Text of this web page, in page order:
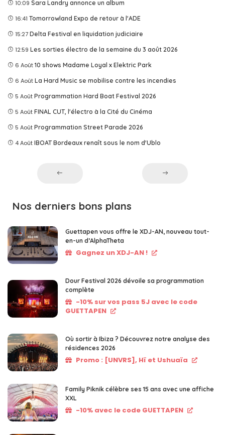
10:09 Sara Landry annonce un album
16:41 Tomorrowland Expo de retour à l'ADE
15:27 Delta Festival en liquidation judiciaire
12:59 Les sorties électro de la semaine du 3 août 2026
6 Août 10 shows Madame Loyal x Elektric Park
6 Août La Hard Music se mobilise contre les incendies
5 Août Programmation Hard Boat Festival 2026
5 Août FINAL CUT, l'électro à la Cité du Cinéma
5 Août Programmation Street Parade 2026
4 Août IBOAT Bordeaux renaît sous le nom d'Ublo
Nos derniers bons plans
Guettapen vous offre le XDJ-AN, nouveau tout-
en-un d’AlphaTheta
Gagnez un XDJ-AN !
Dour Festival 2026 dévoile sa programmation
complète
-10% sur vos pass 5J avec le code
GUETTAPEN
Où sortir à Ibiza ? Découvrez notre analyse des
résidences 2026
Promo : [UNVRS], Hï et Ushuaïa
Family Piknik célèbre ses 15 ans avec une affiche
XXL
-10% avec le code GUETTAPEN